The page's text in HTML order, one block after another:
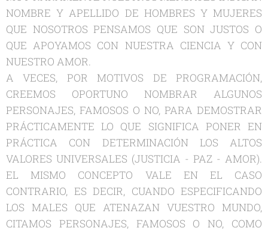
NOMBRE Y APELLIDO DE HOMBRES Y MUJERES
QUE NOSOTROS PENSAMOS QUE SON JUSTOS O
QUE APOYAMOS CON NUESTRA CIENCIA Y CON
NUESTRO AMOR.
A VECES, POR MOTIVOS DE PROGRAMACIÓN,
CREEMOS OPORTUNO NOMBRAR ALGUNOS
PERSONAJES, FAMOSOS O NO, PARA DEMOSTRAR
PRÁCTICAMENTE LO QUE SIGNIFICA PONER EN
PRÁCTICA CON DETERMINACIÓN LOS ALTOS
VALORES UNIVERSALES (JUSTICIA - PAZ - AMOR).
EL MISMO CONCEPTO VALE EN EL CASO
CONTRARIO, ES DECIR, CUANDO ESPECIFICANDO
LOS MALES QUE ATENAZAN VUESTRO MUNDO,
CITAMOS PERSONAJES, FAMOSOS O NO, COMO